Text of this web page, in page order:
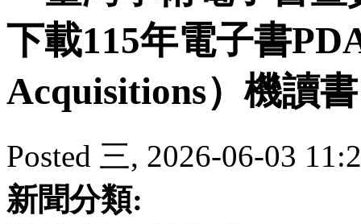
下載115年電子書
Acquisitions）機讀
Posted 三, 2026-06-03
新聞分類: